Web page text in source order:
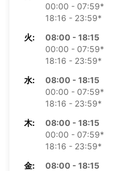
00:00 - 07:59*
18:16 - 23:59*
火:
08:00 - 18:15
00:00 - 07:59*
18:16 - 23:59*
水:
08:00 - 18:15
00:00 - 07:59*
18:16 - 23:59*
木:
08:00 - 18:15
00:00 - 07:59*
18:16 - 23:59*
金:
08:00 - 18:15